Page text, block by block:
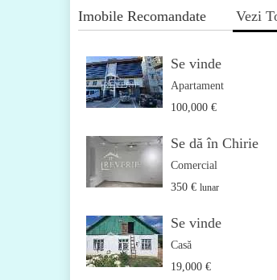
Imobile Recomandate Vezi
Se vinde
Apartament
100,000 €
Se dă în Chirie
Comercial
350 € lunar
Se vinde
Casă
19,000 €